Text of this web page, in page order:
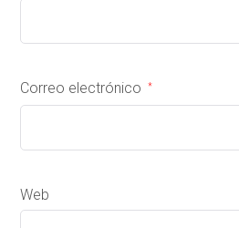
Correo electrónico *
Web